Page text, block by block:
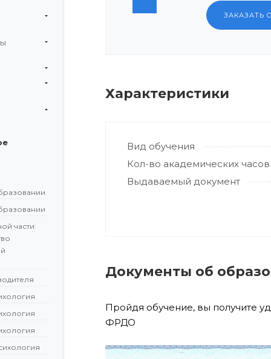
части:
ЗАКАЗАТЬ
Характеристики
Вид обучения
Кол-во академических часов
Выдаваемый документ
Документы об
Пройдя обучение, вы получите
ФРДО